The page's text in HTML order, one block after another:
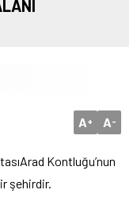
A+ A-
Arad Kontluğu’nun
şehirdir.